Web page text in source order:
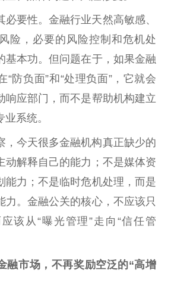
必要性。金融行业天然高敏感、
险，必要的风险控制和危机处
基本功。但问题在于，如果金融
“防负面”和“处理负面”，它就会
响应部门，而不是帮助机构建立
系统。
，今天很多金融机构真正缺少的
动解释自己的能力；不是媒体资
能力；不是临时危机处理，而是
。 金融公关的核心，不应该只
该从“曝光管理”走向“信任管
融市场，不再奖励空泛的“高增